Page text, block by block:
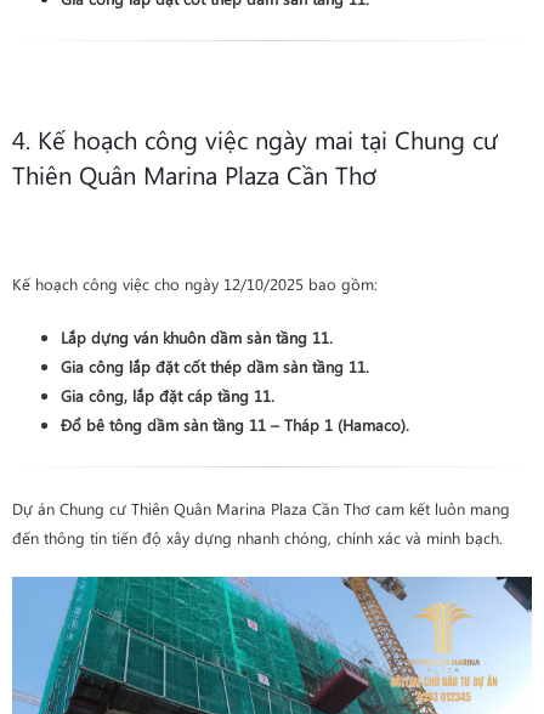
4. Kế hoạch công việc ngày mai tại Chung cư
Thiên Quân Marina Plaza Cần Thơ
Kế hoạch công việc cho ngày 12/10/2025 bao gồm:
Lắp dựng ván khuôn dầm sàn tầng 11.
Gia công lắp đặt cốt thép dầm sàn tầng 11.
Gia công, lắp đặt cáp tầng 11.
Đổ bê tông dầm sàn tầng 11 – Tháp 1 (Hamaco).
Dự án Chung cư Thiên Quân Marina Plaza Cần Thơ cam kết luôn mang
đến thông tin tiến độ xây dựng nhanh chóng, chính xác và minh bạch.